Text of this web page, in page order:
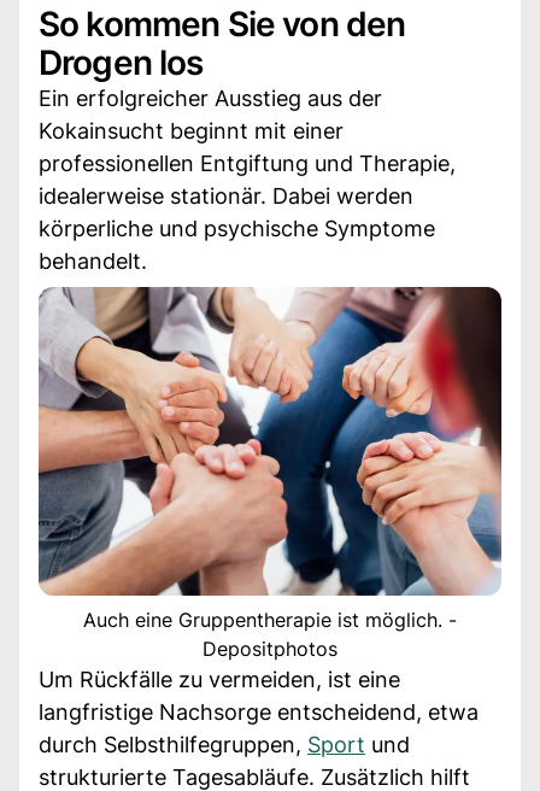
So kommen Sie von den
Drogen los
Ein erfolgreicher Ausstieg aus der
Kokainsucht beginnt mit einer
professionellen Entgiftung und Therapie,
idealerweise stationär. Dabei werden
körperliche und psychische Symptome
behandelt.
Auch eine Gruppentherapie ist möglich. -
Depositphotos
Um Rückfälle zu vermeiden, ist eine
langfristige Nachsorge entscheidend, etwa
durch Selbsthilfegruppen, Sport und
strukturierte Tagesabläufe. Zusätzlich hilft